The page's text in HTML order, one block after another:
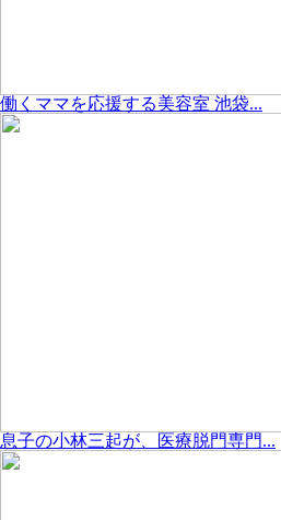
働くママを応援する美容室 池袋...
息子の小林三起が、医療脱門専門...